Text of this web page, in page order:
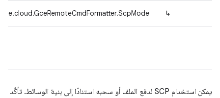
↳
يمكن استخدام SCP لدفع الملف أو سحبه استنادًا إلى بنية الوسائط. تأكَّد